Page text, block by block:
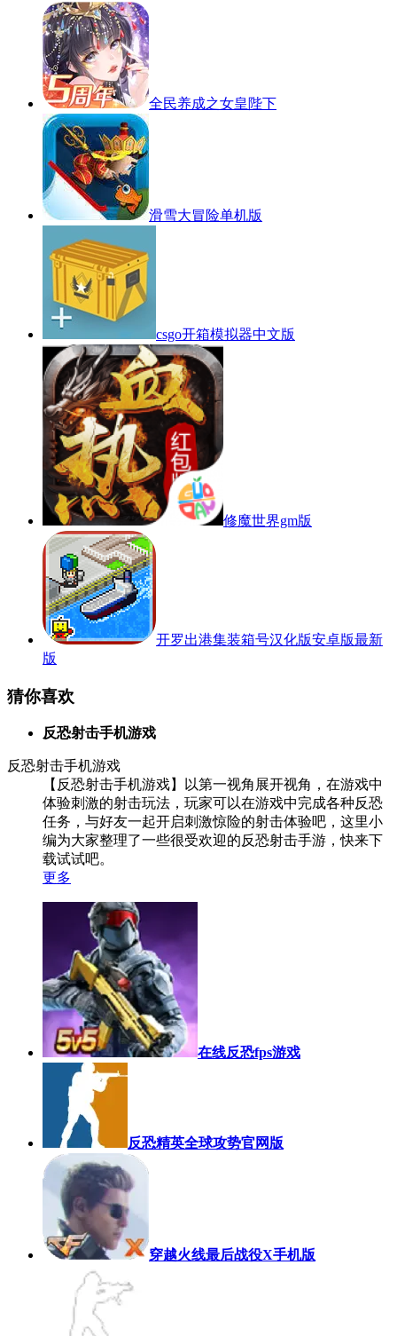
全民养成之女皇陛下
滑雪大冒险单机版
csgo开箱模拟器中文版
修魔世界gm版
开罗出港集装箱号汉化版安卓版最新
版
猜你喜欢
反恐射击手机游戏
反恐射击手机游戏
【反恐射击手机游戏】以第一视角展开视角，在游戏中
体验刺激的射击玩法，玩家可以在游戏中完成各种反恐
任务，与好友一起开启刺激惊险的射击体验吧，这里小
编为大家整理了一些很受欢迎的反恐射击手游，快来下
载试试吧。
更多
在线反恐fps游戏
反恐精英全球攻势官网版
穿越火线最后战役X手机版